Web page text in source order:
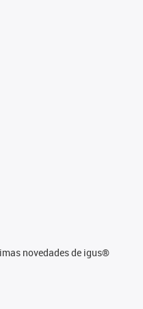
novedades de igus®